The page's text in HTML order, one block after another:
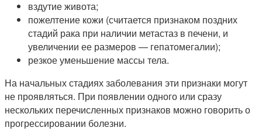
вздутие живота;
пожелтение кожи (считается признаком поздних
стадий рака при наличии метастаз в печени, и
увеличении ее размеров — гепатомегалии);
резкое уменьшение массы тела.
На начальных стадиях заболевания эти признаки могут
не проявляться. При появлении одного или сразу
нескольких перечисленных признаков можно говорить о
прогрессировании болезни.